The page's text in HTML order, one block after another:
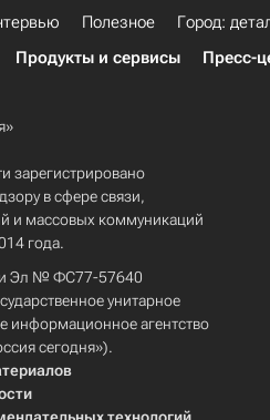
Полезное
Город:
Продукты и сервисы Пресс-
зарегистрировано
в сфере связи,
и массовых коммуникаций
года.
Эл № ФС77-57640
унитарное
информационное агентство
сегодня»).